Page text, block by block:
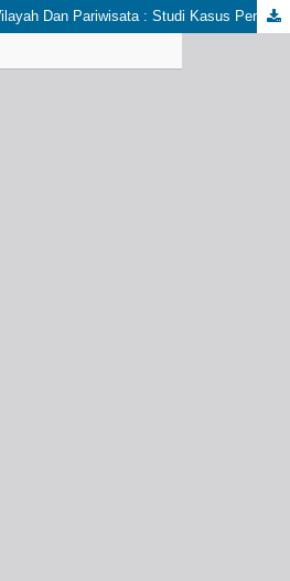
Integrasi Perencanaan Wilayah Dan Pariwisata : Studi Kasus Pengembangan Villa Di Lembang